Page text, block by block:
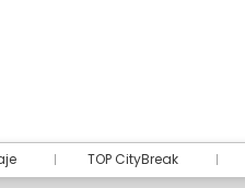
TOP CityBreak